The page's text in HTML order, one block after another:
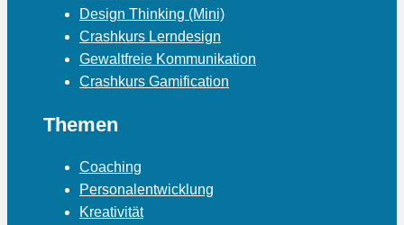
Design Thinking (Mini)
Crashkurs Lerndesign
Gewaltfreie Kommunikation
Crashkurs Gamification
Themen
Coaching
Personalentwicklung
Kreativität